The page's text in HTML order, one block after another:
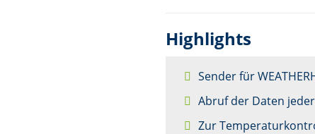
Highlights
Sender für
Abruf der Daten
Zur